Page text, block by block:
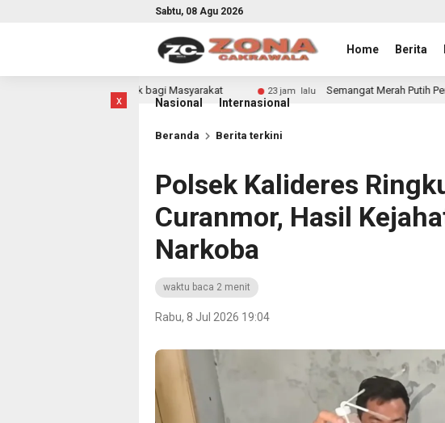
Sabtu, 08 Agu 2026
Home Berita
Nasional Internasional
x
23 jam lalu Semangat Merah Putih Pererat Sinergi, Tiga UPT
Beranda Berita terkini
Polsek Kalideres
Curanmor, Hasil
Narkoba
waktu baca 2 menit
Rabu, 8 Jul 2026 19:04